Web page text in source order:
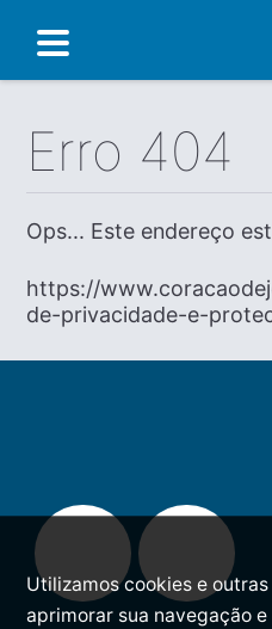
Erro 404
Ops... Este endereço
https://
de-privacidade-e-
Utilizamos cookies e
aprimorar sua navegação